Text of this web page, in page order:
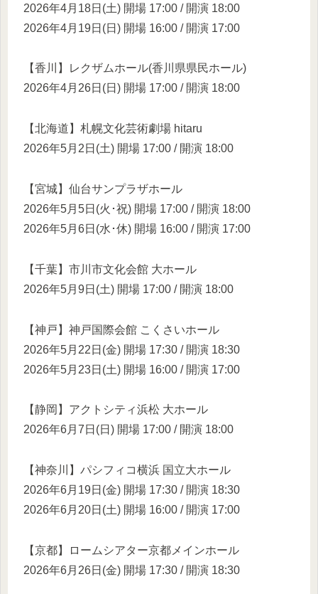
2026年4月18日(土) 開場 17:00 / 開演 18:00
2026年4月19日(日) 開場 16:00 / 開演 17:00
【香川】レクザムホール(香川県県民ホール)
2026年4月26日(日) 開場 17:00 / 開演 18:00
【北海道】札幌文化芸術劇場 hitaru
2026年5月2日(土) 開場 17:00 / 開演 18:00
【宮城】仙台サンプラザホール
2026年5月5日(火･祝) 開場 17:00 / 開演 18:00
2026年5月6日(水･休) 開場 16:00 / 開演 17:00
【千葉】市川市文化会館 大ホール
2026年5月9日(土) 開場 17:00 / 開演 18:00
【神戸】神戸国際会館 こくさいホール
2026年5月22日(金) 開場 17:30 / 開演 18:30
2026年5月23日(土) 開場 16:00 / 開演 17:00
【静岡】アクトシティ浜松 大ホール
2026年6月7日(日) 開場 17:00 / 開演 18:00
【神奈川】パシフィコ横浜 国立大ホール
2026年6月19日(金) 開場 17:30 / 開演 18:30
2026年6月20日(土) 開場 16:00 / 開演 17:00
【京都】ロームシアター京都メインホール
2026年6月26日(金) 開場 17:30 / 開演 18:30